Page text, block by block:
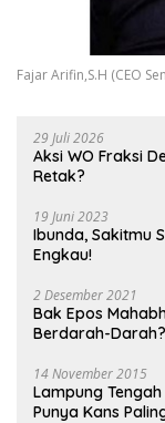
Fajar Arifin,S.H (CEO
29 Juli 2026
Aksi WO Fraksi
Retak?
19 Juni 2023
Ibunda, Sakitmu
Engkau!
2 Desember 2021
Bak Epos
Berdarah-Darah?
14 November 2015
Lampung
Punya Kans